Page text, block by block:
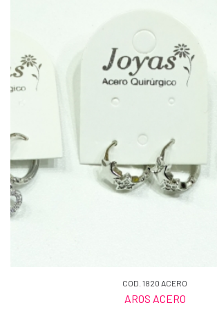
COD. 1820 ACERO
AROS ACERO